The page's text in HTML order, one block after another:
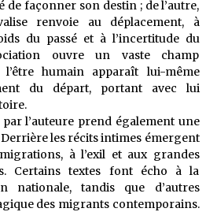
de façonner son destin ; de l’autre,
renvoie au déplacement, à
du passé et à l’incertitude du
ouvre un vaste champ
l’être humain apparaît lui-même
du départ, portant avec lui
l’auteure prend également une
les récits intimes émergent
à l’exil et aux grandes
Certains textes font écho à la
nationale, tandis que d’autres
des migrants contemporains.